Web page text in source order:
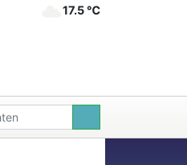
17.5 ℃